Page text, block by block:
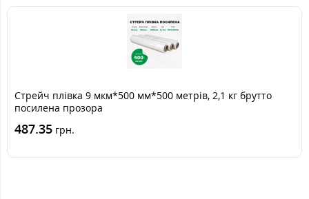
Стрейч плівка 9 мкм*500 мм*500 метрів, 2,1 кг брутто
посилена прозора
487.35 грн.